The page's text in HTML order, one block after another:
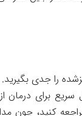
را جدی بگیرید.
برای درمان
کنید، چون